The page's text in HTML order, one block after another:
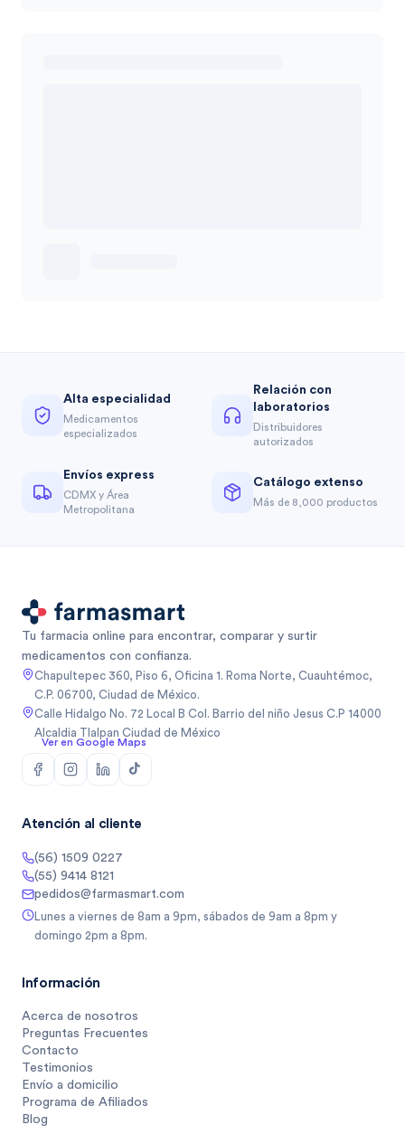
Alta especialidad
Medicamentos
especializados
Relación con
laboratorios
Distribuidores
autorizados
Envíos express
CDMX y Área
Metropolitana
Catálogo extenso
Más de 8,000 productos
Tu farmacia online para encontrar, comparar y surtir
medicamentos con confianza.
Chapultepec 360, Piso 6, Oficina 1. Roma Norte, Cuauhtémoc,
C.P. 06700, Ciudad de México.
Calle Hidalgo No. 72 Local B Col. Barrio del niño Jesus C.P 14000
Alcaldia Tlalpan Ciudad de México
Ver en Google Maps
Atención al cliente
(56) 1509 0227
(55) 9414 8121
pedidos@farmasmart.com
Lunes a viernes de 8am a 9pm, sábados de 9am a 8pm y
domingo 2pm a 8pm.
Información
Acerca de nosotros
Preguntas Frecuentes
Contacto
Testimonios
Envío a domicilio
Programa de Afiliados
Blog